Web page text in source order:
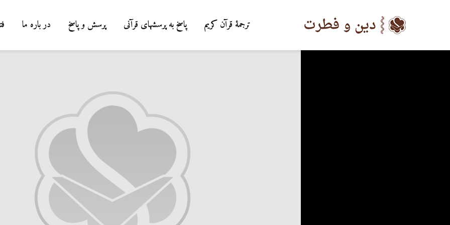
ترجمۀ قرآن کریم پاسخ به پرسشهای قرآنی پرسش و پاسخ در باره ما
درباره سنگ زدن به
میان صفا و مروه
20 جولای 2026